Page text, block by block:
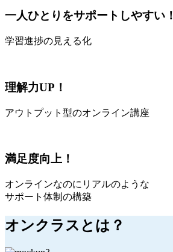
一人ひとりをサポートしやすい！
学習進捗の見える化
理解力UP！
アウトプット型のオンライン講座
満足度向上！
オンラインなのにリアルのような
サポート体制の構築
オンクラス とは？